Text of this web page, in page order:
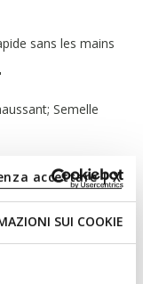
SUI COOKIE
accettare | X
sans les mains
Semelle